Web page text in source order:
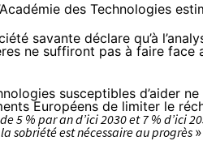
des Technologies
savante déclare qu’à
ne suffiront pas à faire face
susceptibles d’aider
Européens de limiter le
5 % par an d’ici 2030 et 7 % d’ici
la sobriété est nécessaire au progrès